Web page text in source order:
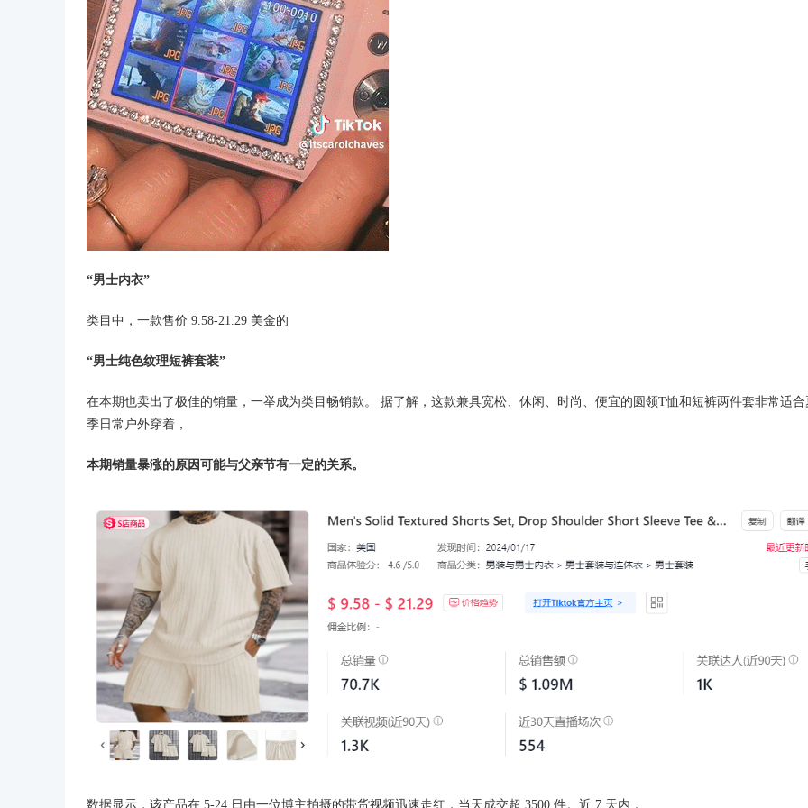
“男士内衣”
类目中，一款售价 9.58-21.29 美金的
“男士纯色纹理短裤套装”
在本期也卖出了极佳的销量，一举成为类目畅销款。 据了解，这款兼具宽松、休闲、时尚、便宜的圆领T恤和短裤两件套非常适合
季日常户外穿着，
本期销量暴涨的原因可能与父亲节有一定的关系。
数据显示，该产品在 5-24 日由一位博主拍摄的带货视频迅速走红，当天成交超 3500 件。近 7 天内，